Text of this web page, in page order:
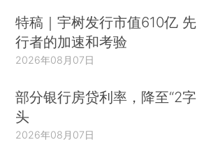
特稿｜宇树发行市值610亿 先
行者的加速和考验
2026年08月07日
部分银行房贷利率，降至“2字
头
2026年08月07日